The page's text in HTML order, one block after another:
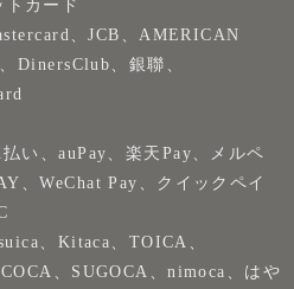
カード
、JCB、AMERICAN
DinersClub、銀聯、
い、auPay、楽天Pay、メルペ
、WeChat Pay、クイックペイ
、Kitaca、TOICA、
、SUGOCA、nimoca、はや